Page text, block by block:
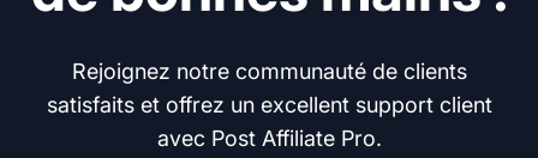
Rejoignez notre communauté de clients
satisfaits et offrez un excellent support client
avec Post Affiliate Pro.